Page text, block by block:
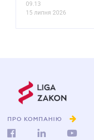
09.13
15 липня 2026
ПРО КОМПАНІЮ